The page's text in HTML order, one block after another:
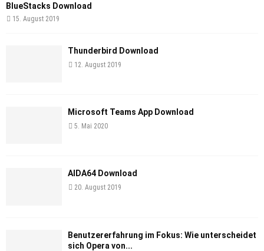
BlueStacks Download
15. August 2019
Thunderbird Download
12. August 2019
Microsoft Teams App Download
5. Mai 2020
AIDA64 Download
20. August 2019
Benutzererfahrung im Fokus: Wie unterscheidet
sich Opera von...